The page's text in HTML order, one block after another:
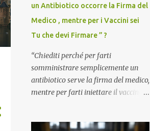
luglio 2024
67
giugno 2024
maggio 2024
aprile 2024
53
marzo 2024
gennaio 2024
34
un Antibiotico occorre la Firma del
Medico , mentre per i Vaccini sei
Tu che devi Firmare ” ?
“Chiediti perché per farti
somministrare semplicemente un
antibiotico serve la firma del medico,
mentre per farti iniettare il vaccino
liberatoria di responsabilità. ” È una